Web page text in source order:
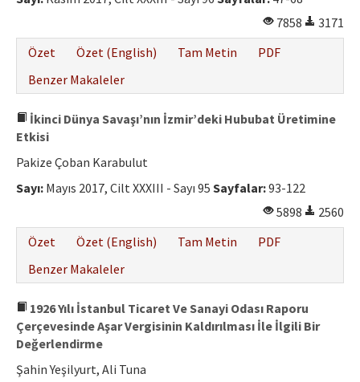
7858
3171
Özet
Özet (English) Tam Metin
PDF
Benzer Makaleler
İkinci Dünya Savaşı’nın İzmir’deki Hububat Üretimine
Etkisi
Pakize Çoban Karabulut
Sayı: Mayıs 2017, Cilt XXXIII - Sayı 95 Sayfalar:93-122
5898
2560
Özet
Özet (English) Tam Metin
PDF
Benzer Makaleler
1926 Yılı İstanbul Ticaret Ve Sanayi Odası Raporu
Çerçevesinde Aşar Vergisinin Kaldırılması İle İlgili Bir
Değerlendirme
Şahin Yeşilyurt, Ali Tuna